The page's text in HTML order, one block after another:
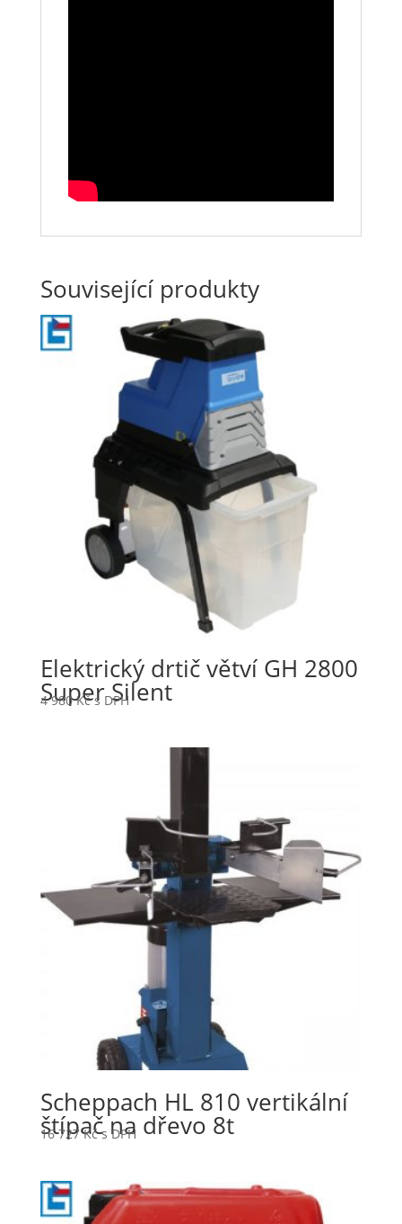
Související produkty
Elektrický drtič větví GH 2800
Super Silent
4 980Kč s DPH
Scheppach HL 810 vertikální
štípač na dřevo 8t
16 727Kč s DPH